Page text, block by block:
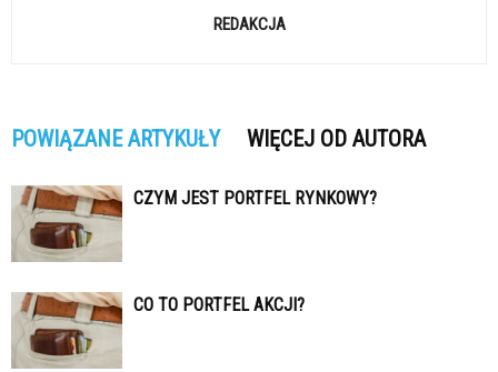
REDAKCJA
POWIĄZANE ARTYKUŁY WIĘCEJ OD AUTORA
CZYM JEST PORTFEL RYNKOWY?
CO TO PORTFEL AKCJI?